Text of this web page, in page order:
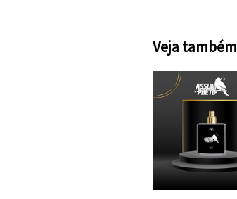
Veja também